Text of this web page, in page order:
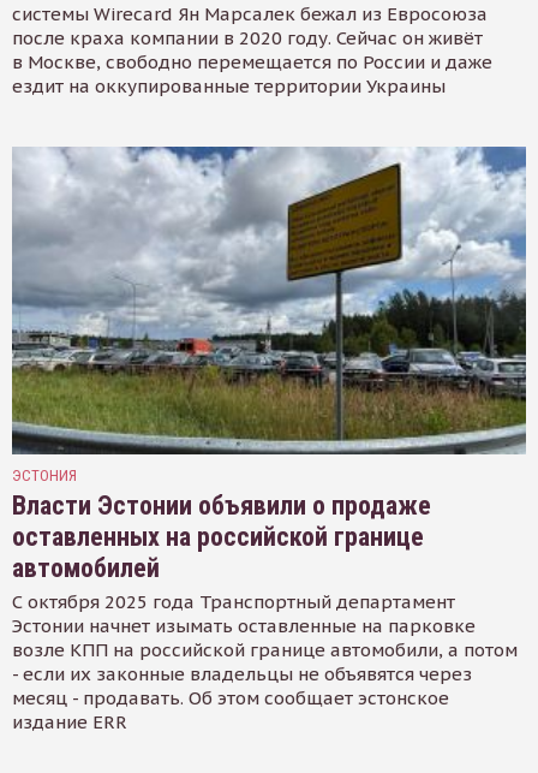
системы Wirecard Ян Марсалек бежал из Евросоюза
после краха компании в 2020 году. Сейчас он живёт
в Москве, свободно перемещается по России и даже
ездит на оккупированные территории Украины
ЭСТОНИЯ
Власти Эстонии объявили о продаже
оставленных на российской границе
автомобилей
С октября 2025 года Транспортный департамент
Эстонии начнет изымать оставленные на парковке
возле КПП на российской границе автомобили, а потом
- если их законные владельцы не объявятся через
месяц - продавать. Об этом сообщает эстонское
издание ERR